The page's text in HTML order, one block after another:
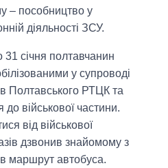
– пособництво у
діяльності ЗСУ.
31 січня полтавчанин
у супроводі
Полтавського РТЦК та
військової частини.
від військової
дзвонив знайомому з
маршрут автобуса.